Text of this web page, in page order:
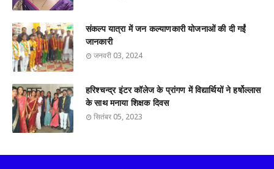
संकल्प यात्रा में जन कल्याणकारी योजनाओं की दी गईं
जानकारी
जनवरी 03, 2024
हरिश्चन्द्र इंटर कॉलेज के प्रांगण में विद्यार्थियों ने हर्षोल्लास
के साथ मनाया शिक्षक दिवस
सितंबर 05, 2023